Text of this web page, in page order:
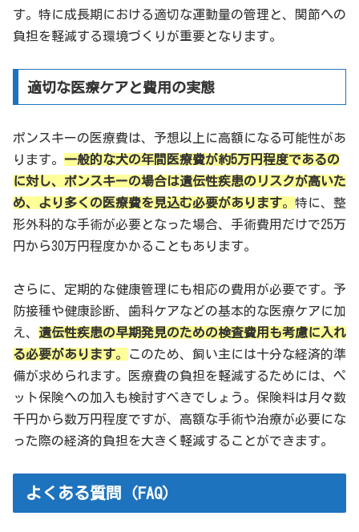
す。特に成長期における適切な運動量の管理と、関節への
負担を軽減する環境づくりが重要となります。
適切な医療ケアと費用の実態
ポンスキーの医療費は、予想以上に高額になる可能性があ
ります。 一般的な犬の年間医療費が約5万円程度であるの
に対し、ポンスキーの場合は遺伝性疾患のリスクが高いた
め、より多くの医療費を見込む必要があります。 特に、整
形外科的な手術が必要となった場合、手術費用だけで25万
円から30万円程度かかることもあります。
さらに、定期的な健康管理にも相応の費用が必要です。予
防接種や健康診断、歯科ケアなどの基本的な医療ケアに加
え、 遺伝性疾患の早期発見のための検査費用も考慮に入れ
る必要があります。
このため、飼い主には十分な経済的準
備が求められます。医療費の負担を軽減するためには、ペ
ット保険への加入も検討すべきでしょう。保険料は月々数
千円から数万円程度ですが、高額な手術や治療が必要にな
った際の経済的負担を大きく軽減することができます。
よくある質問（FAQ）